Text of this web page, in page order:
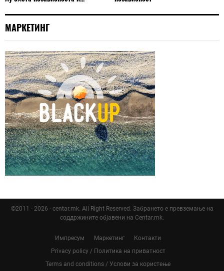
МАРКЕТИНГ
©2011 - 2026 - centar.mk. All Right Reserved. Забрането е превземање на
соддржините објавени на Centar.mk.
Импресум Маркетинг
Контакти
Privacy policy / Политика на приватност
Terms and conditions / Услови за користење